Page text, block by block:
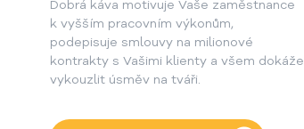
Dobrá káva motivuje Vaše zaměstnance
k vyšším pracovním výkonům,
podepisuje smlouvy na milionové
kontrakty s Vašimi klienty a všem dokáže
vykouzlit úsměv na tváři.